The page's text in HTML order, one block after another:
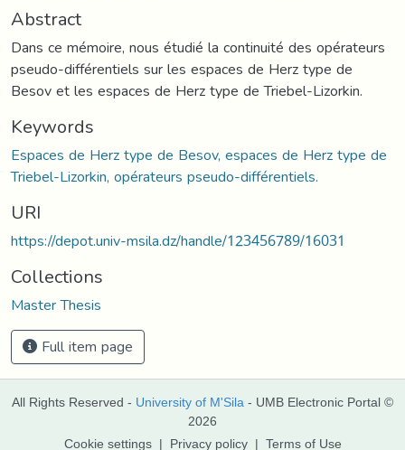
Abstract
Dans ce mémoire, nous étudié la continuité des opérateurs
pseudo-différentiels sur les espaces de Herz type de
Besov et les espaces de Herz type de Triebel-Lizorkin.
Keywords
Espaces de Herz type de Besov, espaces de Herz type de
Triebel-Lizorkin, opérateurs pseudo-différentiels.
URI
https://depot.univ-msila.dz/handle/123456789/16031
Collections
Master Thesis
Full item page
All Rights Reserved - University of M'Sila - UMB Electronic Portal ©
2026
Cookie settings | Privacy policy | Terms of Use